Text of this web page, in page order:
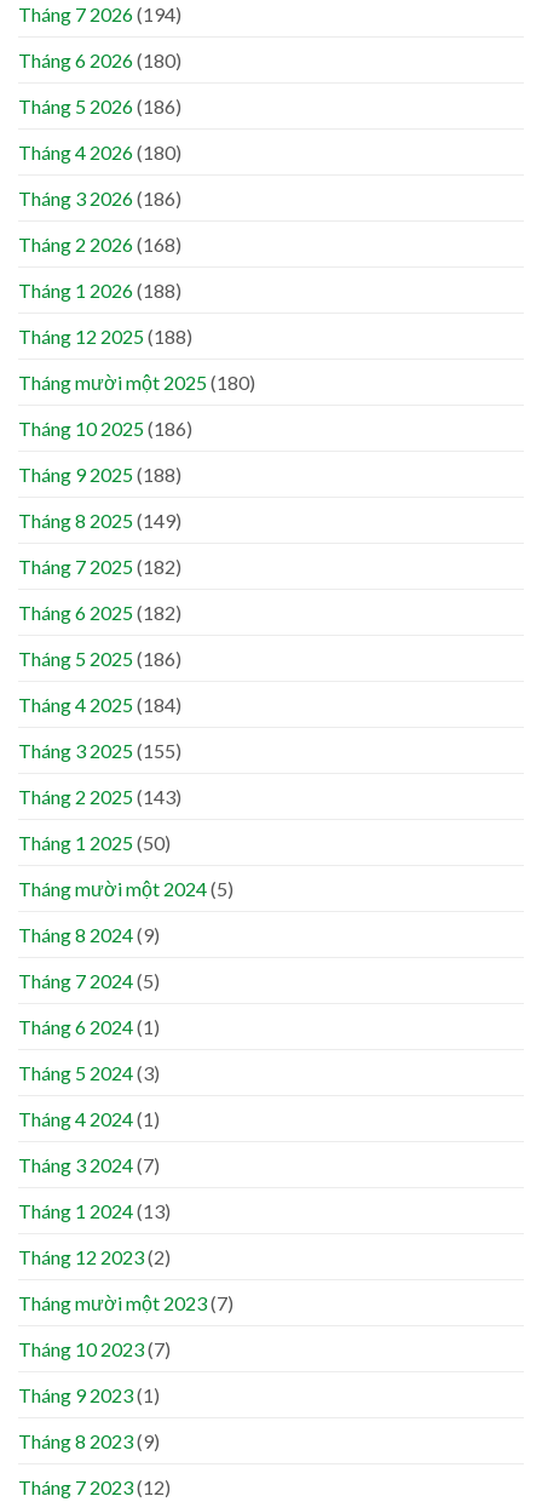
Tháng 7 2026(194)
Tháng 6 2026(180)
Tháng 5 2026(186)
Tháng 4 2026(180)
Tháng 3 2026(186)
Tháng 2 2026(168)
Tháng 1 2026(188)
Tháng 12 2025(188)
Tháng mười một 2025(180)
Tháng 10 2025(186)
Tháng 9 2025(188)
Tháng 8 2025(149)
Tháng 7 2025(182)
Tháng 6 2025(182)
Tháng 5 2025(186)
Tháng 4 2025(184)
Tháng 3 2025(155)
Tháng 2 2025(143)
Tháng 1 2025(50)
Tháng mười một 2024(5)
Tháng 8 2024(9)
Tháng 7 2024(5)
Tháng 6 2024(1)
Tháng 5 2024(3)
Tháng 4 2024(1)
Tháng 3 2024(7)
Tháng 1 2024(13)
Tháng 12 2023(2)
Tháng mười một 2023(7)
Tháng 10 2023(7)
Tháng 9 2023(1)
Tháng 8 2023(9)
Tháng 7 2023(12)